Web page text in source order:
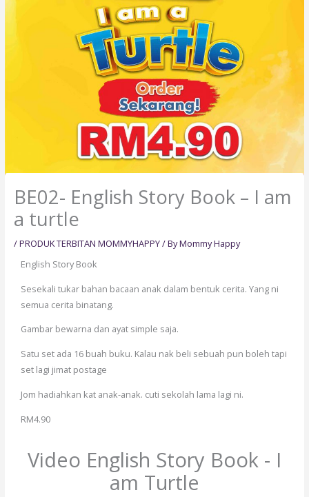
BE02- English Story Book – I am
a turtle
/PRODUK TERBITAN MOMMYHAPPY/ ByMommy Happy
English Story Book
Sesekali tukar bahan bacaan anak dalam bentuk cerita. Yang ni
semua cerita binatang.
Gambar bewarna dan ayat simple saja.
Satu set ada 16 buah buku. Kalau nak beli sebuah pun boleh tapi
set lagi jimat postage
Jom hadiahkan kat anak-anak. cuti sekolah lama lagi ni.
RM4.90
Video English Story Book - I
am Turtle